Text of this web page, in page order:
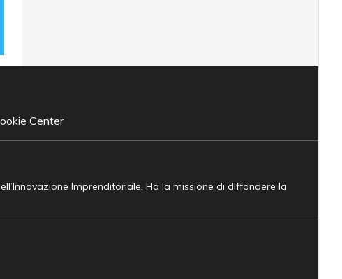
Center
Imprenditoriale. Ha la missione di diffondere la